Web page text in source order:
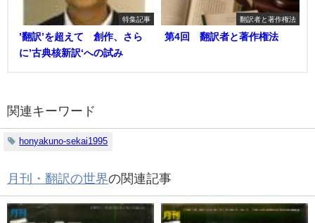
特集記事
’翻訳’を超えて 創作、さら
に’古典核新訳‘への試み
翻訳者と著作権法
第4回 翻訳者と著作権法
関連キーワード
honyakuno-sekai1995
月刊・翻訳の世界の関連記事